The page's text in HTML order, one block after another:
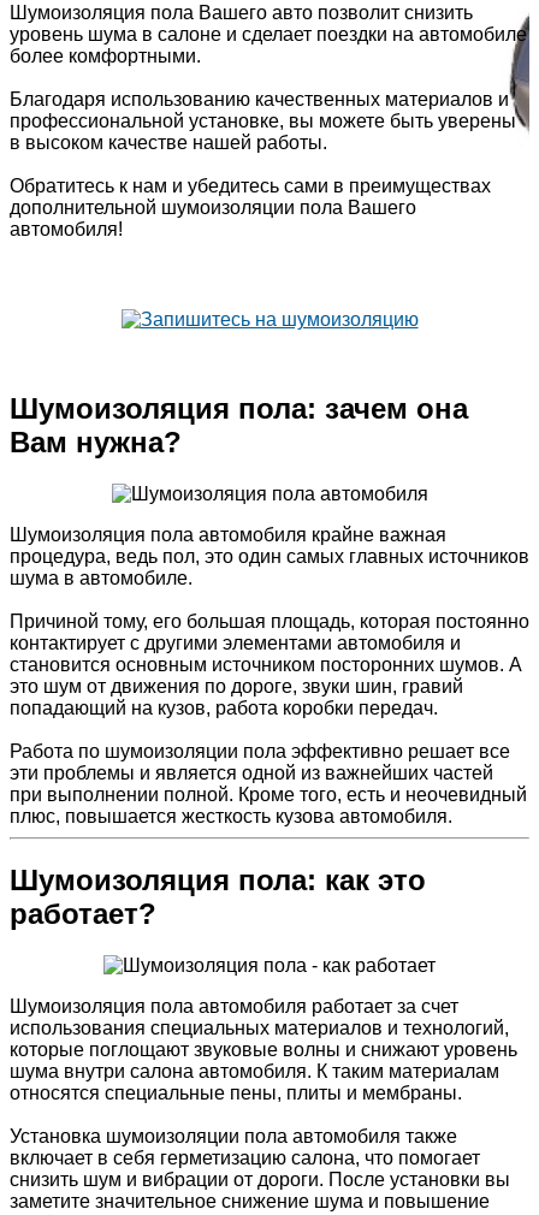
Шумоизоляция пола Вашего авто позволит снизить
уровень шума в салоне и сделает поездки на автомобиле
более комфортными.
Благодаря использованию качественных материалов и
профессиональной установке, вы можете быть уверены
в высоком качестве нашей работы.
Обратитесь к нам и убедитесь сами в преимуществах
дополнительной шумоизоляции пола Вашего
автомобиля!
Шумоизоляция пола: зачем она
Вам нужна?
Шумоизоляция пола автомобиля крайне важная
процедура, ведь пол, это один самых главных источников
шума в автомобиле.
Причиной тому, его большая площадь, которая постоянно
контактирует с другими элементами автомобиля и
становится основным источником посторонних шумов. А
это шум от движения по дороге, звуки шин, гравий
попадающий на кузов, работа коробки передач.
Работа по шумоизоляции пола эффективно решает все
эти проблемы и является одной из важнейших частей
при выполнении полной. Кроме того, есть и неочевидный
плюс, повышается жесткость кузова автомобиля.
Шумоизоляция пола: как это
работает?
Шумоизоляция пола автомобиля работает за счет
использования специальных материалов и технологий,
которые поглощают звуковые волны и снижают уровень
шума внутри салона автомобиля. К таким материалам
относятся специальные пены, плиты и мембраны.
Установка шумоизоляции пола автомобиля также
включает в себя герметизацию салона, что помогает
снизить шум и вибрации от дороги. После установки вы
заметите значительное снижение шума и повышение